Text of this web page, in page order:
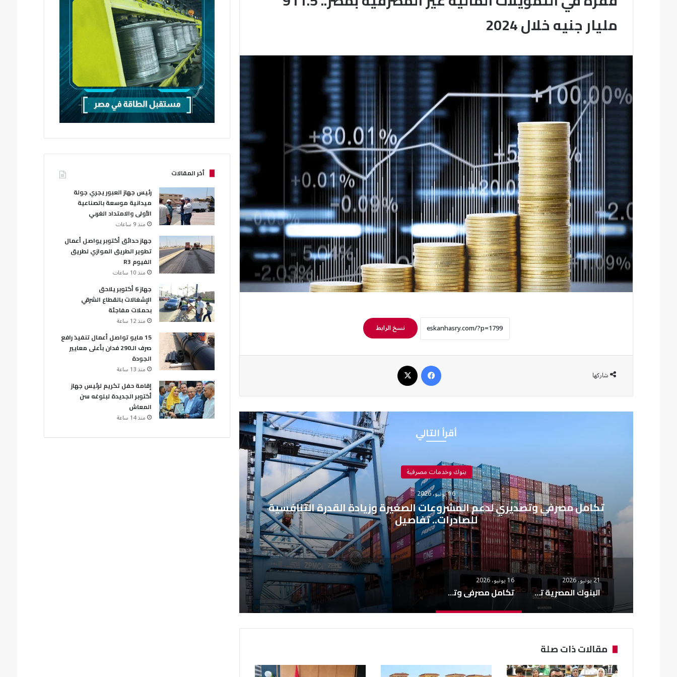
مليار جنيه خلال 2024
نسخ الرابط
شاركها
أقرأ التالي
بنوك وخدمات مصرفية
16 يونيو، 2026
تكامل مصرفي وتصديري لدعم المشروعات الصغيرة وزيادة القدرة التنافسية
للصادرات.. تفاصيل
21 يونيو، 2026
البنوك المصرية تعتمد معيار ISO 20022 الدولي في التحويلات المالية
16 يونيو، 2026
تكامل مصرفي وتصديري لدعم المشروعات الصغيرة وزيادة القدرة التنافسية للصادرات.. تفاصيل
مقالات ذات صلة
أخر المقالات
رئيس جهاز العبور يجري جولة
ميدانية موسعة بالصناعية
الأولى والامتداد الغربي
منذ 9 ساعات
جهاز حدائق أكتوبر يواصل أعمال
تطوير الطريق الموازي لطريق
الفيوم R3
منذ 10 ساعات
جهاز 6 أكتوبر يلاحق
الإشغالات بالقطاع الشرقي
بحملات مفاجئة
منذ 12 ساعة
15 مايو تواصل أعمال تنفيذ رافع
صرف الـ290 فدان بأعلى معايير
الجودة
منذ 13 ساعة
إقامة حفل تكريم لرئيس جهاز
أكتوبر الجديدة لبلوغه سن
المعاش
منذ 14 ساعة